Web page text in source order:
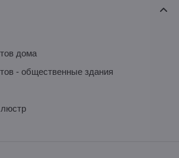
дома
- общественные здания